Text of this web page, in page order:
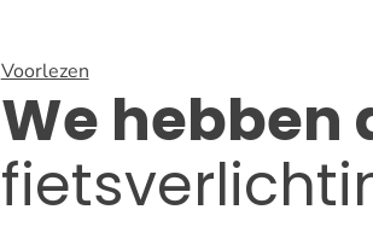
Voorlezen
We hebben